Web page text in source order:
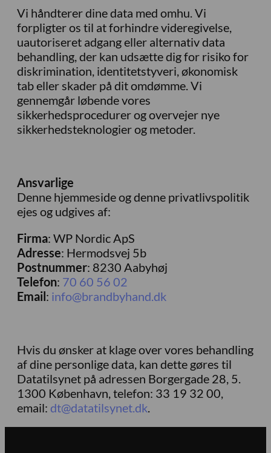
Vi håndterer dine data med omhu. Vi
forpligter os til at forhindre videregivelse,
uautoriseret adgang eller alternativ data
behandling, der kan udsætte dig for risiko for
diskrimination, identitetstyveri, økonomisk
tab eller skader på dit omdømme. Vi
gennemgår løbende vores
sikkerhedsprocedurer og overvejer nye
sikkerhedsteknologier og metoder.
Ansvarlige
Denne hjemmeside og denne privatlivspolitik
ejes og udgives af:
Firma: WP Nordic ApS
Adresse: Hermodsvej 5b
Postnummer: 8230 Aabyhøj
Telefon: 70 60 56 02
Email: info@brandbyhand.dk
Hvis du ønsker at klage over vores behandling
af dine personlige data, kan dette gøres til
Datatilsynet på adressen Borgergade 28, 5.
1300 København, telefon: 33 19 32 00,
email: dt@datatilsynet.dk